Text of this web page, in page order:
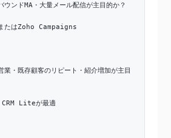
ウンドMA・大量メール配信が主目的か？
はZoho Campaigns
業・既存顧客のリピート・紹介増加が主目
CRM Liteが最適